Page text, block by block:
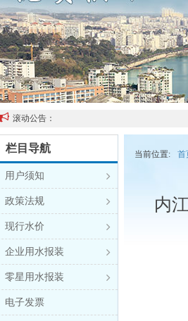
滚动公告：
栏目导航
用户须知 
政策法规 
现行水价 
企业用水报装 
零星用水报装 
电子发票
当前位置: 首
内